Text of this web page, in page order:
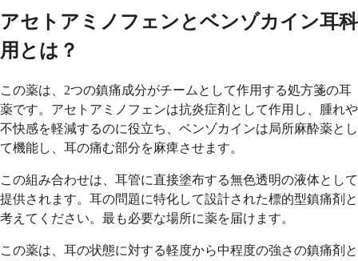
アセトアミノフェンとベンゾカイン耳科
用とは？
この薬は、2つの鎮痛成分がチームとして作用する処方箋の耳
薬です。アセトアミノフェンは抗炎症剤として作用し、腫れや
不快感を軽減するのに役立ち、ベンゾカインは局所麻酔薬とし
て機能し、耳の痛む部分を麻痺させます。
この組み合わせは、耳管に直接塗布する無色透明の液体として
提供されます。耳の問題に特化して設計された標的型鎮痛剤と
考えてください。最も必要な場所に薬を届けます。
この薬は、耳の状態に対する軽度から中程度の強さの鎮痛剤と